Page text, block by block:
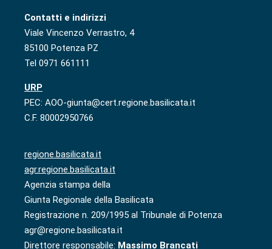
Contatti e indirizzi
Viale Vincenzo Verrastro, 4
85100 Potenza PZ
Tel 0971 661111
URP
PEC: AOO-giunta@cert.regione.basilicata.it
C.F. 80002950766
regione.basilicata.it
agr.regione.basilicata.it
Agenzia stampa della
Giunta Regionale della Basilicata
Registrazione n. 209/1995 al Tribunale di Potenza
agr@regione.basilicata.it
Direttore responsabile: Massimo Brancati